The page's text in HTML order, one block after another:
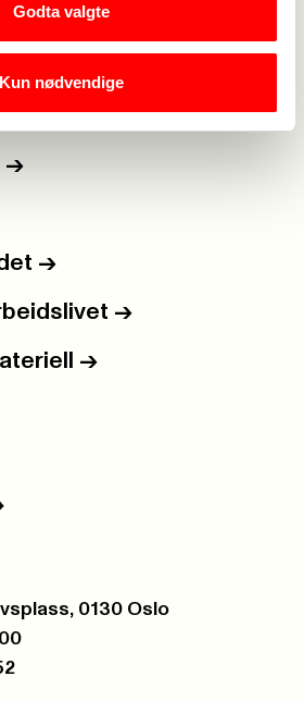
Godta valgte
Kun nødvendige
->
->
->
->
0130 Oslo